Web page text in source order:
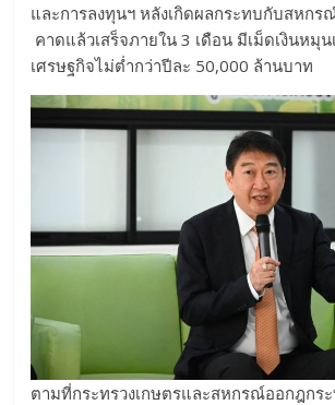
และการลงทุนฯ หลังเกิดผลกระทบกับสหกร
คาดแล้วเสร็จภายใน 3 เดือน มีเม็ดเงินหมุ
เศรษฐกิจไม่ต่ำกว่าปีละ 50,000 ล้านบาท
ตามที่กระทรวงเกษตรและสหกรณ์ออกฎกระ